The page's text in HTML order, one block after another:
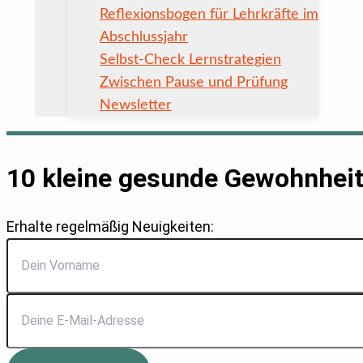
Reflexionsbogen für Lehrkräfte im
Abschlussjahr
Selbst-Check Lernstrategien
Zwischen Pause und Prüfung
Newsletter
10 kleine gesunde
Erhalte regelmäßig Neuigkeiten: